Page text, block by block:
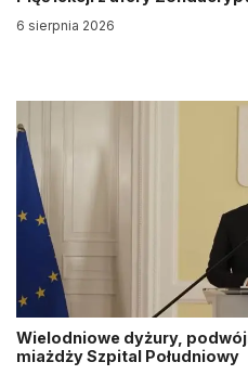
6 sierpnia 2026
Wielodniowe dyżury,
miażdży Szpital Południowy